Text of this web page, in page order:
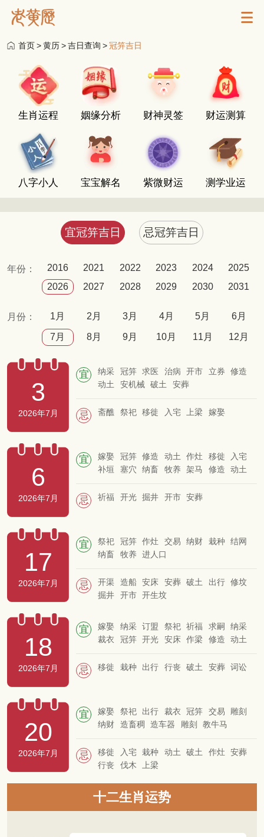
首页>黄历>吉日查询 >冠笄吉日
生肖运程 姻缘分析 财神灵签 财运测算
八字小人 宝宝解名 紫微财运 测学业运
宜冠笄吉日 忌冠笄吉日
年份： 2016 2021 2022 2023 2024
2025
2026
2027 2028 2029 2030 2031
月份： 1月 2月 3月 4月 5月 6月
7月 8月 9月 10月 11月 12月
3
2026年7月
宜 纳采 冠笄 求医 治病 开市 立券
修造
动土
安机械 破土 安葬
忌 斋醮 祭祀 移徙 入宅 上梁 嫁娶
6
2026年7月
宜 嫁娶 冠笄 修造 动土 作灶 移徙
入宅
补垣
塞穴 纳畜 牧养 架马 修造
动土
忌 祈福 开光 掘井 开市 安葬
17
2026年7月
宜 祭祀 冠笄 作灶 交易 纳财 栽种
结网
纳畜
牧养 进人口
忌 开渠 造船 安床 安葬 破土 出行 修坟
掘井
开市 开生坟
18
2026年7月
宜 嫁娶 纳采 订盟 祭祀 祈福 求嗣
纳采
裁衣
冠笄 开光 安床 作梁 修造
动土
忌 移徙 栽种 出行 行丧 破土 安葬 词讼
20
2026年7月
宜 嫁娶 祭祀 出行 裁衣 冠笄 交易
雕刻
纳财
造畜稠 造车器 雕刻 教牛马
忌 移徙 入宅 栽种 动土 破土 作灶
安葬
行丧
伐木 上梁
十二生肖运势